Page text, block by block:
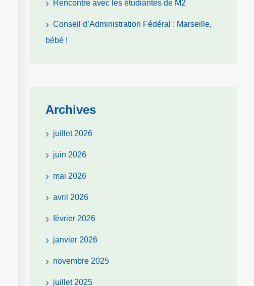
Rencontre avec les étudiantes de M2
Conseil d’Administration Fédéral : Marseille,
bébé !
Archives
juillet 2026
juin 2026
mai 2026
avril 2026
février 2026
janvier 2026
novembre 2025
juillet 2025